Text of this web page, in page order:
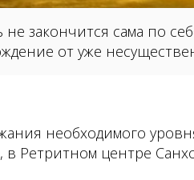
не закончится сама по
от уже
необходимого
в Ретритном центре